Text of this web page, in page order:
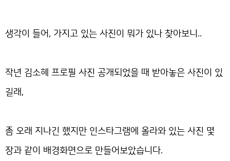
생각이 들어, 가지고 있는 사진이 뭐가 있나 찾아보니..
작년 김소혜 프로필 사진 공개되었을 때 받아놓은 사진이 있
길래,
좀 오래 지나긴 했지만 인스타그램에 올라와 있는 사진 몇
장과 같이 배경화면으로 만들어보았습니다.